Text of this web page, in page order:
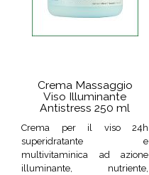
Crema Massaggio
Viso Illuminante
Antistress 250 ml
Crema per il viso 24h
superidratante e
multivitaminica ad azione
illuminante, nutriente,